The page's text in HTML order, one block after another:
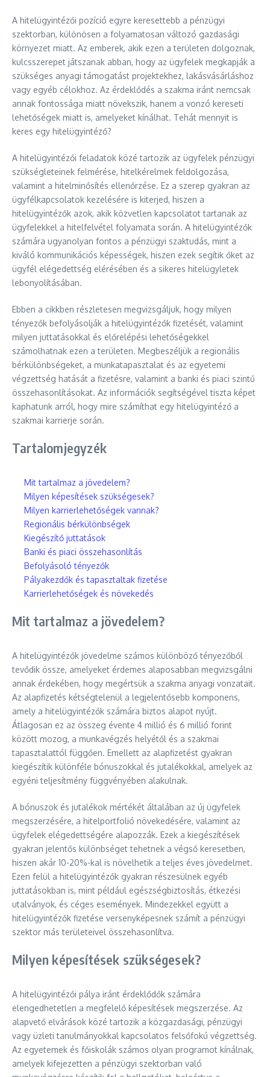
A hitelügyintézői pozíció egyre keresettebb a pénzügyi
szektorban, különösen a folyamatosan változó gazdasági
környezet miatt. Az emberek, akik ezen a területen dolgoznak,
kulcsszerepet játszanak abban, hogy az ügyfelek megkapják a
szükséges anyagi támogatást projektekhez, lakásvásárláshoz
vagy egyéb célokhoz. Az érdeklődés a szakma iránt nemcsak
annak fontossága miatt növekszik, hanem a vonzó kereseti
lehetőségek miatt is, amelyeket kínálhat. Tehát mennyit is
keres egy hitelügyintéző?
A hitelügyintézői feladatok közé tartozik az ügyfelek pénzügyi
szükségleteinek felmérése, hitelkérelmek feldolgozása,
valamint a hitelminősítés ellenőrzése. Ez a szerep gyakran az
ügyfélkapcsolatok kezelésére is kiterjed, hiszen a
hitelügyintézők azok, akik közvetlen kapcsolatot tartanak az
ügyfelekkel a hitelfelvétel folyamata során. A hitelügyintézők
számára ugyanolyan fontos a pénzügyi szaktudás, mint a
kiváló kommunikációs képességek, hiszen ezek segítik őket az
ügyfél elégedettség elérésében és a sikeres hitelügyletek
lebonyolításában.
Ebben a cikkben részletesen megvizsgáljuk, hogy milyen
tényezők befolyásolják a hitelügyintézők fizetését, valamint
milyen juttatásokkal és előrelépési lehetőségekkel
számolhatnak ezen a területen. Megbeszéljük a regionális
bérkülönbségeket, a munkatapasztalat és az egyetemi
végzettség hatását a fizetésre, valamint a banki és piaci szintű
összehasonlításokat. Az információk segítségével tiszta képet
kaphatunk arról, hogy mire számíthat egy hitelügyintéző a
szakmai karrierje során.
Tartalomjegyzék
Mit tartalmaz a jövedelem?
Milyen képesítések szükségesek?
Milyen karrierlehetőségek vannak?
Regionális bérkülönbségek
Kiegészítő juttatások
Banki és piaci összehasonlítás
Befolyásoló tényezők
Pályakezdők és tapasztaltak fizetése
Karrierlehetőségek és növekedés
Mit tartalmaz a jövedelem?
A hitelügyintézők jövedelme számos különböző tényezőből
tevődik össze, amelyeket érdemes alaposabban megvizsgálni
annak érdekében, hogy megértsük a szakma anyagi vonzatait.
Az alapfizetés kétségtelenül a legjelentősebb komponens,
amely a hitelügyintézők számára biztos alapot nyújt.
Átlagosan ez az összeg évente 4 millió és 6 millió forint
között mozog, a munkavégzés helyétől és a szakmai
tapasztalattól függően. Emellett az alapfizetést gyakran
kiegészítik különféle bónuszokkal és jutalékokkal, amelyek az
egyéni teljesítmény függvényében alakulnak.
A bónuszok és jutalékok mértékét általában az új ügyfelek
megszerzésére, a hitelportfolió növekedésére, valamint az
ügyfelek elégedettségére alapozzák. Ezek a kiegészítések
gyakran jelentős különbséget tehetnek a végső keresetben,
hiszen akár 10-20%-kal is növelhetik a teljes éves jövedelmet.
Ezen felül a hitelügyintézők gyakran részesülnek egyéb
juttatásokban is, mint például egészségbiztosítás, étkezési
utalványok, és céges események. Mindezekkel együtt a
hitelügyintézők fizetése versenyképesnek számít a pénzügyi
szektor más területeivel összehasonlítva.
Milyen képesítések szükségesek?
A hitelügyintézői pálya iránt érdeklődők számára
elengedhetetlen a megfelelő képesítések megszerzése. Az
alapvető elvárások közé tartozik a közgazdasági, pénzügyi
vagy üzleti tanulmányokkal kapcsolatos felsőfokú végzettség.
Az egyetemek és főiskolák számos olyan programot kínálnak,
amelyek kifejezetten a pénzügyi szektorban való